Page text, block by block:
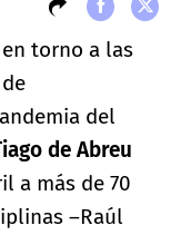
torno a las
del
de Abreu
a más de 70
–Raúl